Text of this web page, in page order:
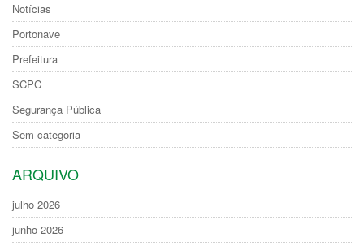
Notícias
Portonave
Prefeitura
SCPC
Segurança Pública
Sem categoria
ARQUIVO
julho 2026
junho 2026